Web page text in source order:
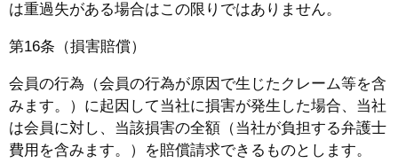
は重過失がある場合はこの限りではありません。
第16条（損害賠償）
会員の行為（会員の行為が原因で生じたクレーム等を含
みます。）に起因して当社に損害が発生した場合、当社
は会員に対し、当該損害の全額（当社が負担する弁護士
費用を含みます。）を賠償請求できるものとします。